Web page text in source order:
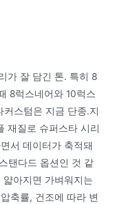
가 잘 담긴 톤. 특히 8
8럭스네어와 10럭스
스텀은 지금 단종.지
재질로 슈퍼스타 시리
서 데이터가 축적돼
탠다드 옵션인 것 같
아지면 가벼워지는
축률, 건조에 따라 변